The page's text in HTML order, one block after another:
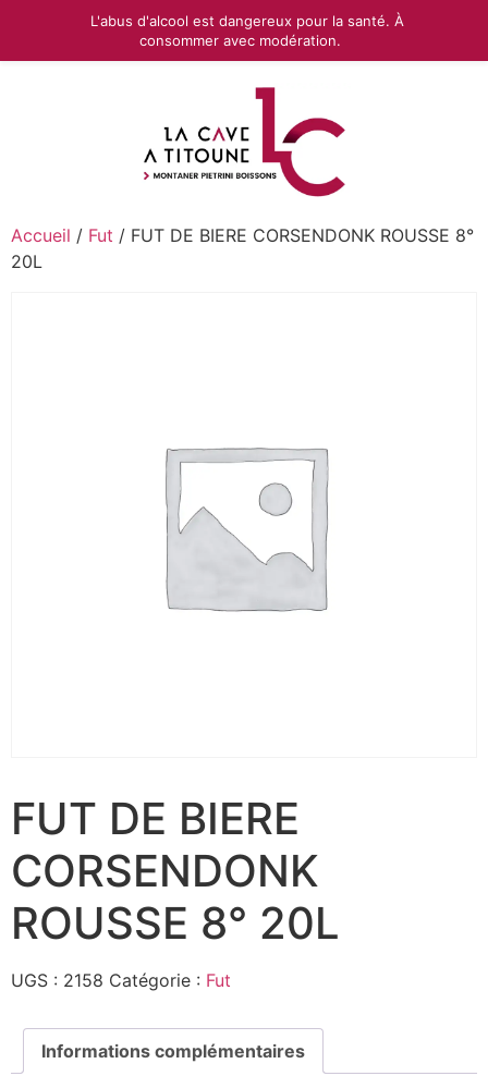
Accueil / Fut / FUT DE BIERE CORSENDONK ROUSSE 8°
20L
FUT DE BIERE
CORSENDONK
ROUSSE 8° 20L
UGS : 2158 Catégorie : Fut
Informations complémentaires
L'abus d'alcool est dangereux pour la santé. À
consommer avec modération.